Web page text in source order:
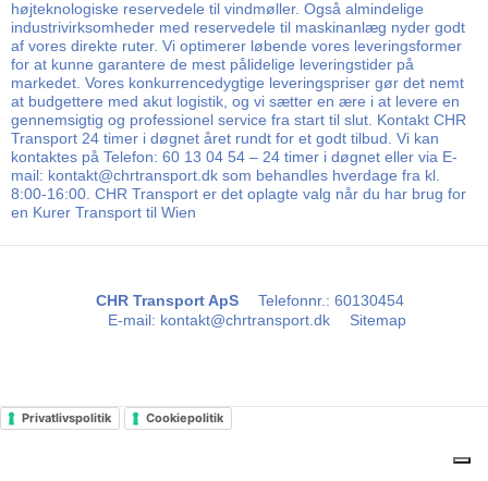
højteknologiske reservedele til vindmøller. Også almindelige
industrivirksomheder med reservedele til maskinanlæg nyder godt
af vores direkte ruter. Vi optimerer løbende vores leveringsformer
for at kunne garantere de mest pålidelige leveringstider på
markedet. Vores konkurrencedygtige leveringspriser gør det nemt
at budgettere med akut logistik, og vi sætter en ære i at levere en
gennemsigtig og professionel service fra start til slut. Kontakt CHR
Transport 24 timer i døgnet året rundt for et godt tilbud. Vi kan
kontaktes på Telefon: 60 13 04 54 – 24 timer i døgnet eller via E-
mail: kontakt@chrtransport.dk som behandles hverdage fra kl.
8:00-16:00. CHR Transport er det oplagte valg når du har brug for
en Kurer Transport til Wien
CHR Transport ApS Telefonnr.: 60130454
E-mail: kontakt@chrtransport.dk Sitemap
Privatlivspolitik Cookiepolitik